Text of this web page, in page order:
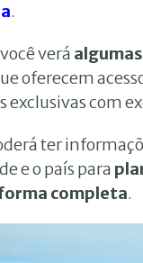
.
verá
oferecem
exclusivas com
ter
e o país para
completa.